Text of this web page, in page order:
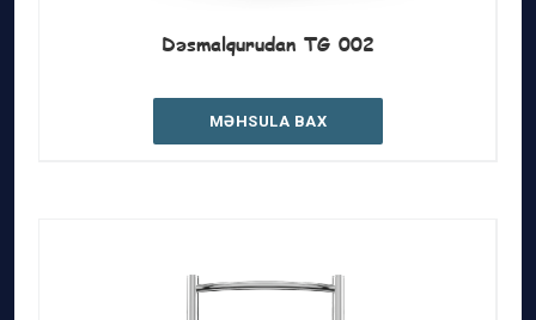
Dəsmalqurudan TG 002
MƏHSULA BAX